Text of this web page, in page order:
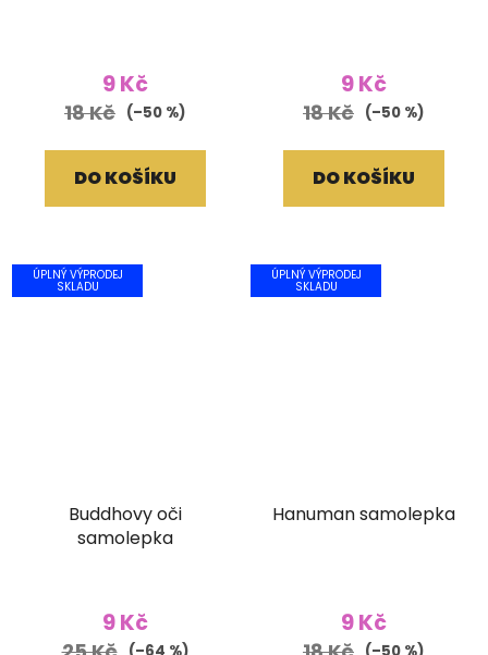
9 Kč
18 Kč (–50 %)
DO KOŠÍKU
9 Kč
18 Kč (–50 %)
DO KOŠÍKU
ÚPLNÝ VÝPRODEJ
SKLADU
Buddhovy oči
samolepka
9 Kč
ÚPLNÝ VÝPRODEJ
SKLADU
Hanuman samolepka
9 Kč